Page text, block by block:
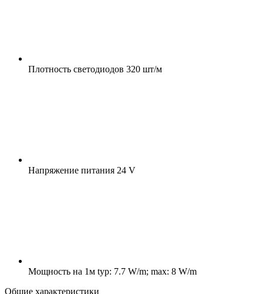
Плотность светодиодов 320 шт/м
Напряжение питания 24 V
Мощность на 1м typ: 7.7 W/m; max: 8 W/m
Общие характеристики